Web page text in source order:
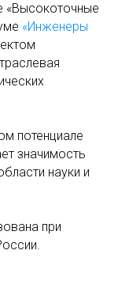
«Высокоточные
«Инженеры
потенциале
значимость
науки и
при